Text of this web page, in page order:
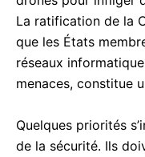
La ratification de la
que les États
réseaux
menaces, constitue
Quelques priorités
de la sécurité. Ils